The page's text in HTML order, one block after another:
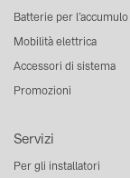
Batterie per l’accumulo
Mobilità elettrica
Accessori di sistema
Promozioni
Servizi
Per gli installatori